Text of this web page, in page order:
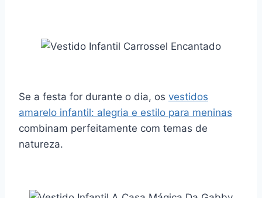
Se a festa for durante o dia, os vestidos
amarelo infantil: alegria e estilo para meninas
combinam perfeitamente com temas de
natureza.